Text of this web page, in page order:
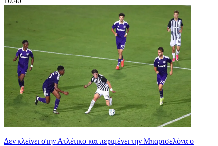
Δεν κλείνει στην Ατλέτικο και περιμένει την Μπαρτσελόνα ο